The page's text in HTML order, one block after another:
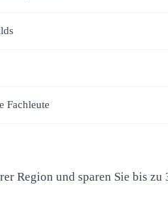
Fachleute
Region und sparen Sie bis